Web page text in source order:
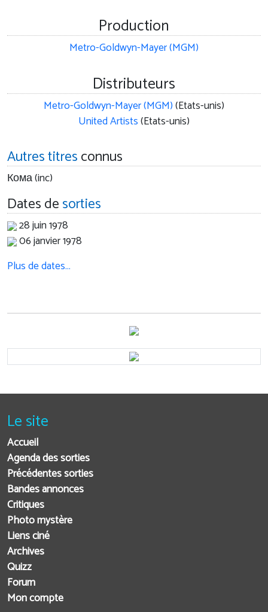
Production
Metro-Goldwyn-Mayer (MGM)
Distributeurs
Metro-Goldwyn-Mayer (MGM)(Etats-unis)
United Artists(Etats-unis)
Autres titresconnus
Кома (inc)
Dates desorties
28 juin 1978
06 janvier 1978
Plus de dates…
Le site
Accueil
Agenda des sorties
Précédentes sorties
Bandes annonces
Critiques
Photo mystère
Liens ciné
Archives
Quizz
Forum
Mon compte